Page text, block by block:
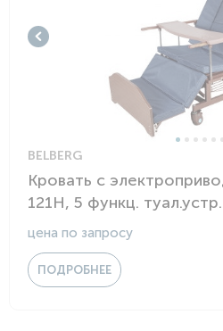
BELBERG
Кровать с
121Н, 5 функц.
цена по запросу
ПОДРОБНЕЕ